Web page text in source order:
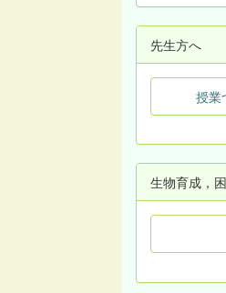
先生方へ
授業
生物育成，